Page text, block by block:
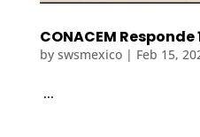
CONACEM Responde
by swsmexico| Feb 15,
...